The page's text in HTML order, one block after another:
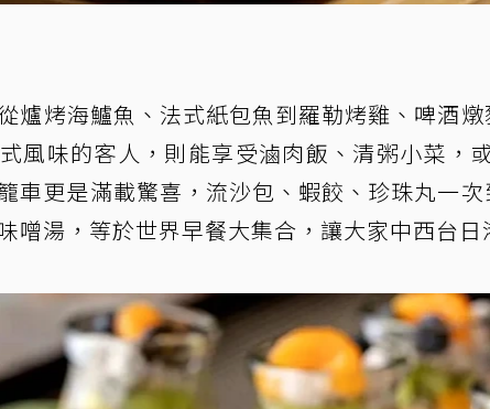
爐烤海鱸魚、法式紙包魚到羅勒烤雞、啤酒
風味的客人，則能享受滷肉飯、清粥小菜，
車更是滿載驚喜，流沙包、蝦餃、珍珠丸一
噌湯，等於世界早餐大集合，讓大家中西台日